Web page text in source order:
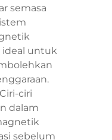
semasa
ideal untuk
ciri
dalam
sebelum